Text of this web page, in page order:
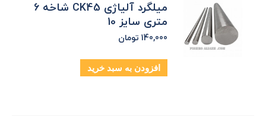
میلگرد آلیاژی CK45 شاخه 6
متری سایز 10
140,000 تومان
افزودن به سبد خرید